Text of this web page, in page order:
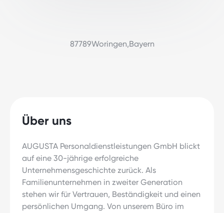
87789Woringen,Bayern
Über uns
AUGUSTA Personaldienstleistungen GmbH blickt
auf eine 30-jährige erfolgreiche
Unternehmensgeschichte zurück. Als
Familienunternehmen in zweiter Generation
stehen wir für Vertrauen, Beständigkeit und einen
persönlichen Umgang. Von unserem Büro im